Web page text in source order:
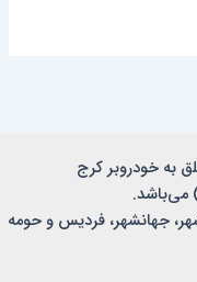
به خودروبر کرج
جهانشهر، فردیس و حومه